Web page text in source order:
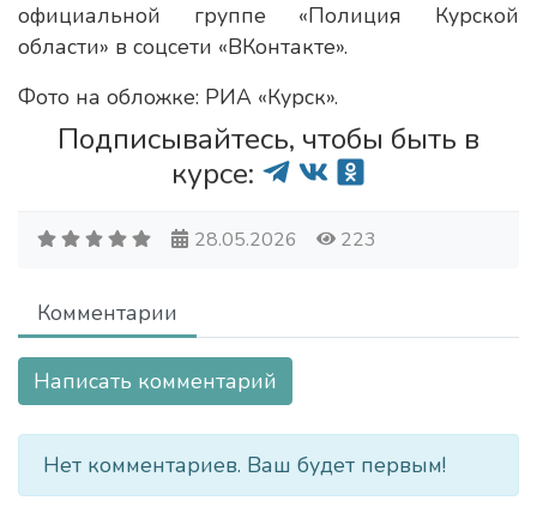
официальной группе «Полиция Курской
области» в соцсети «ВКонтакте».
Фото на обложке: РИА «Курск».
Подписывайтесь, чтобы быть в
курсе:
28.05.2026 223
Комментарии
Написать комментарий
Нет комментариев. Ваш будет первым!